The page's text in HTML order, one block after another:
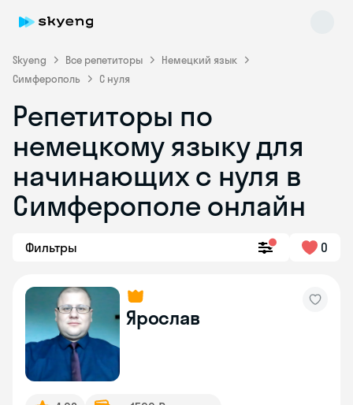
Skyeng Все репетиторы
Немецкий язык
Симферополь
С нуля
Репетиторы по
немецкому языку для
начинающих с нуля в
Симферополе онлайн
Фильтры 0
Ярослав
Skyeng Chat
online